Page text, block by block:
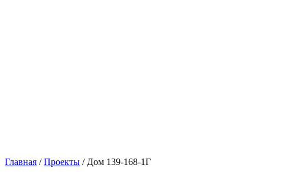
Главная /Проекты / Дом 139-168-1Г